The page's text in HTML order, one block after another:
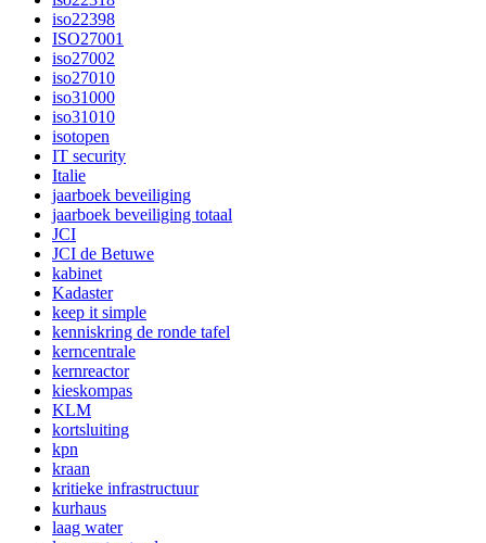
iso22398
ISO27001
iso27002
iso27010
iso31000
iso31010
isotopen
IT security
Italie
jaarboek beveiliging
jaarboek beveiliging totaal
JCI
JCI de Betuwe
kabinet
Kadaster
keep it simple
kenniskring de ronde tafel
kerncentrale
kernreactor
kieskompas
KLM
kortsluiting
kpn
kraan
kritieke infrastructuur
kurhaus
laag water